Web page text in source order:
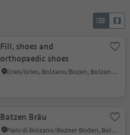
Fill, shoes and
orthopaedic shoes
Gries/Gries, Bolzano/Bozen, Bolzano/Bozen and environs
Batzen Bräu
Piani di Bolzano/Bozner Boden, Bolzano/Bozen, Bolzano/Bozen and environs